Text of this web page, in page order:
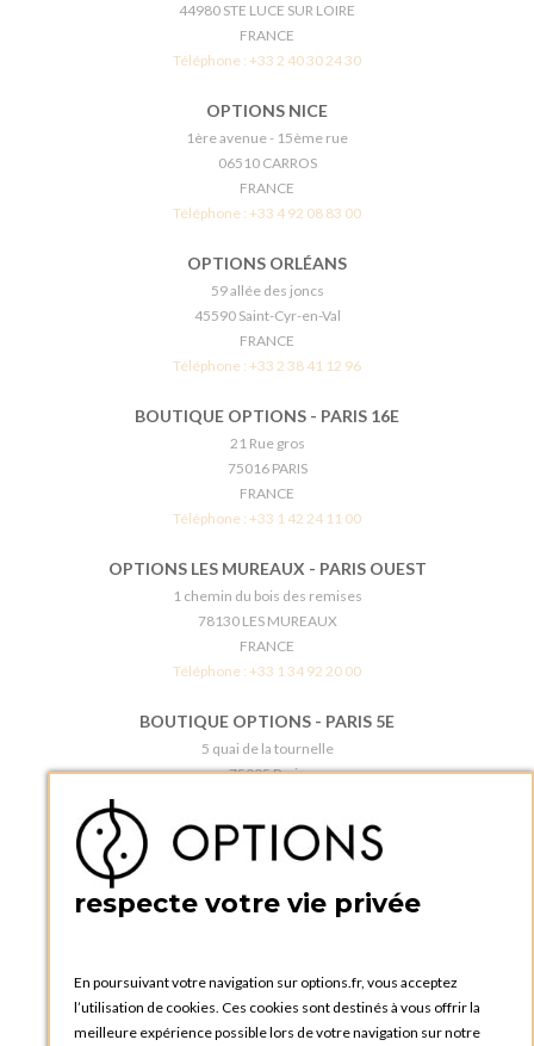
44980 STE LUCE SUR LOIRE
FRANCE
Téléphone : +33 2 40 30 24 30
OPTIONS NICE
1ère avenue - 15ème rue
06510 CARROS
FRANCE
Téléphone : +33 4 92 08 83 00
OPTIONS ORLÉANS
59 allée des joncs
45590 Saint-Cyr-en-Val
FRANCE
Téléphone : +33 2 38 41 12 96
BOUTIQUE OPTIONS - PARIS 16E
21 Rue gros
75016 PARIS
FRANCE
Téléphone : +33 1 42 24 11 00
OPTIONS LES MUREAUX - PARIS OUEST
1 chemin du bois des remises
78130 LES MUREAUX
FRANCE
Téléphone : +33 1 34 92 20 00
BOUTIQUE OPTIONS - PARIS 5E
5 quai de la tournelle
75005 Paris
Téléphone :+33 1 58 30 81 63
Rue du Clos Tellier
Téléphone :+33 2 35 08 38 53
OPTIONS TOULOUSE
respecte votre vie privée
En poursuivant votre navigation sur options.fr, vous acceptez
l’utilisation de cookies. Ces cookies sont destinés à vous offrir la
meilleure expérience possible lors de votre navigation sur notre